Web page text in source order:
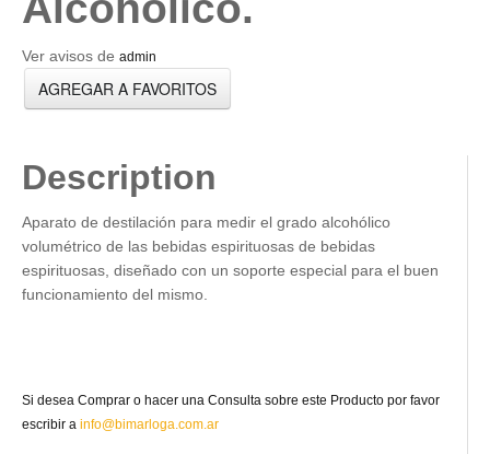
Ver avisos de admin
AGREGAR A FAVORITOS
Description
Aparato de destilación para medir el grado alcohólico
volumétrico de las bebidas espirituosas de bebidas
espirituosas, diseñado con un soporte especial para el buen
funcionamiento del mismo.
Si desea Comprar o hacer una Consulta sobre este Producto por favor
escribir a info@bimarloga.com.ar